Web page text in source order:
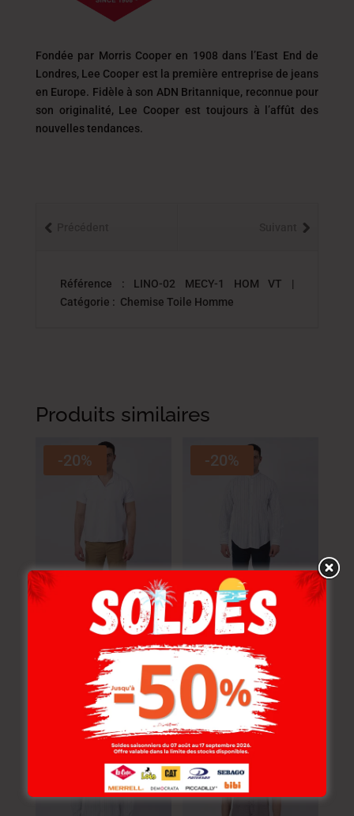
Fondée par Morris Cooper en 1908 dans l’East End de
Londres, Lee Cooper est la première entreprise de jeans
en Europe. Fidèle à son ADN Britannique, reconnue pour
son originalité, Lee Cooper est toujours à l’affût des
nouvelles tendances.
Référence : LINO-02 MECY-1 HOM VT |
Catégorie : Chemise Toile Homme
Produits similaires
-20%
Lee Cooper Chemise
Toile-00 Armin Mc
Homme Nat.
-20%
Lee Cooper Chemise
Toile-01 Linzo ML
Homme Nat.
119.000 DT
95.200
-20% -20%